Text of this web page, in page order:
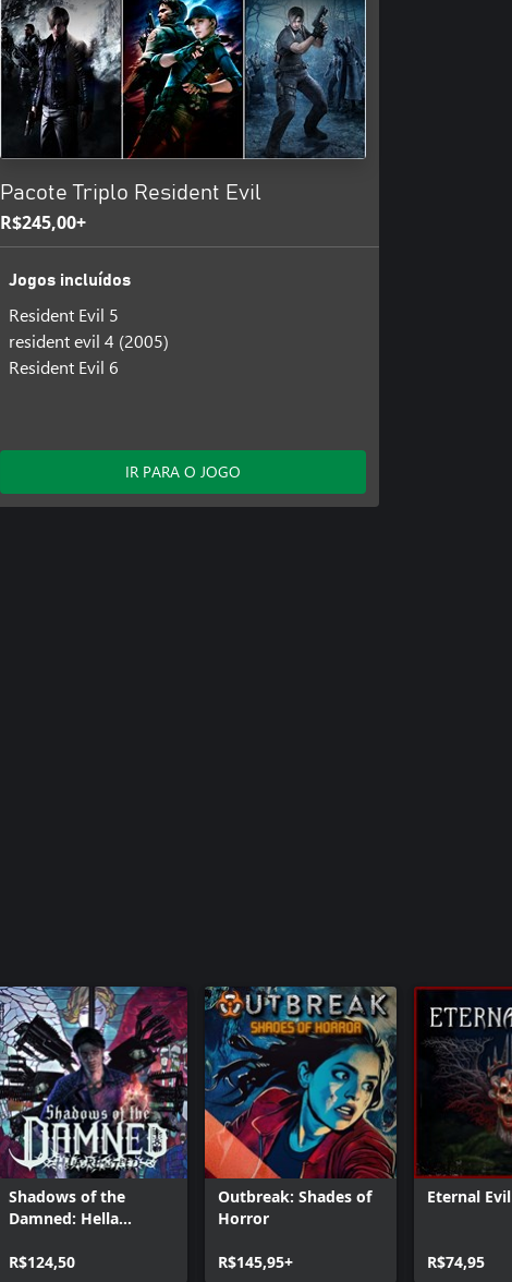
Pacote Triplo Resident Evil
R$245,00+
Jogos incluídos
Resident Evil 5
resident evil 4 (2005)
Resident Evil 6
IR PARA O JOGO
Shadows of the
Damned: Hella
R$124,50
Outbreak: Shades of
Horror
R$145,95+
Eternal Evil
R$74,95